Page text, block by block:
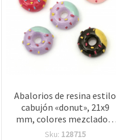
Abalorios de resina estilo
cabujón «donut», 21x9
mm, colores mezclados,
pack de 5 – para bisutería,
Sku: 128715